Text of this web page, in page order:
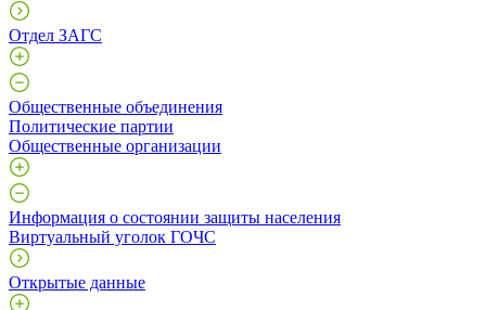
Отдел ЗАГС
Общественные объединения
Политические партии
Общественные организации
Информация о состоянии защиты населения
Виртуальный уголок ГОЧС
Открытые данные